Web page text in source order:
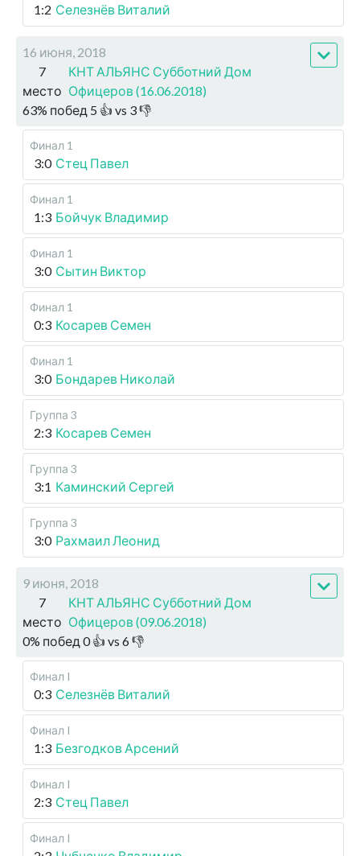
1:2 Селезнёв Виталий
16 июня, 2018
7
место
КНТ АЛЬЯНС Субботний Дом
Офицеров (16.06.2018)
63% побед 5 👍 vs 3👎
Финал 1
3:0 Стец Павел
Финал 1
1:3 Бойчук Владимир
Финал 1
3:0 Сытин Виктор
Финал 1
0:3 Косарев Семен
Финал 1
3:0 Бондарев Николай
Группа 3
2:3 Косарев Семен
Группа 3
3:1 Каминский Сергей
Группа 3
3:0 Рахмаил Леонид
9 июня, 2018
7
место
КНТ АЛЬЯНС Субботний Дом
Офицеров (09.06.2018)
0% побед 0👍 vs 6👎
Финал I
0:3 Селезнёв Виталий
Финал I
1:3 Безгодков Арсений
Финал I
2:3 Стец Павел
Финал I